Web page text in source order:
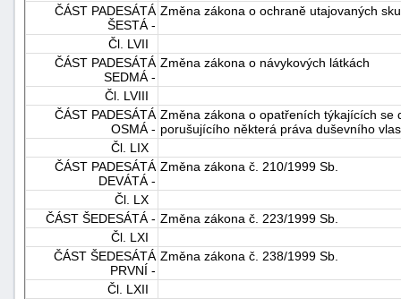
ČÁST PADESÁTÁ
ŠESTÁ -
Změna zákona o ochraně utajovaných
Čl. LVII
ČÁST PADESÁTÁ
SEDMÁ -
Změna zákona o návykových látkách
Čl. LVIII
ČÁST PADESÁTÁ
OSMÁ -
Změna zákona o opatřeních týkajících se
porušujícího některá práva duševního
Čl. LIX
ČÁST PADESÁTÁ
DEVÁTÁ -
Změna zákona č. 210/1999 Sb.
Čl. LX
ČÁST ŠEDESÁTÁ - Změna zákona č. 223/1999 Sb.
Čl. LXI
ČÁST ŠEDESÁTÁ
PRVNÍ -
Změna zákona č. 238/1999 Sb.
Čl. LXII